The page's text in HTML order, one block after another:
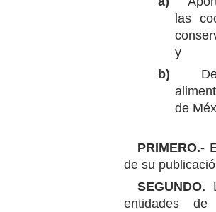
las
y
b)
de
PRIMERO.-
de su
SEGUNDO.
entidades